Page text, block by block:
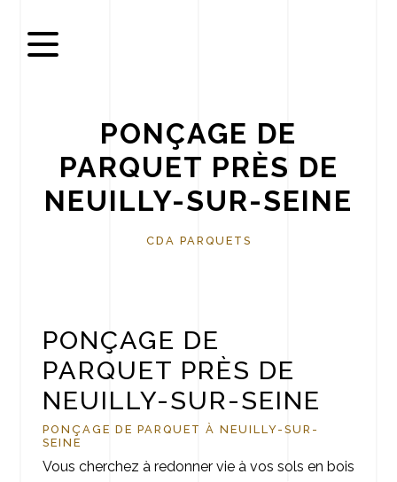
PONÇAGE DE
PARQUET PRÈS DE
NEUILLY-SUR-SEINE
CDA PARQUETS
PONÇAGE DE
PARQUET PRÈS DE
NEUILLY-SUR-SEINE
PONÇAGE DE PARQUET À NEUILLY-SUR-
SEINE
Vous cherchez à redonner vie à vos sols en bois